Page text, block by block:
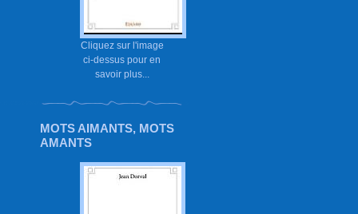
Cliquez sur l'image
ci-dessus pour en
savoir plus...
MOTS AIMANTS, MOTS
AMANTS